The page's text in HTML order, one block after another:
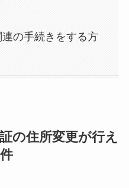
の手続きをする方
の住所変更が行え